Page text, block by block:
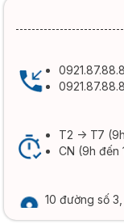
T2 -> T7
CN (9h đến
10 đường số